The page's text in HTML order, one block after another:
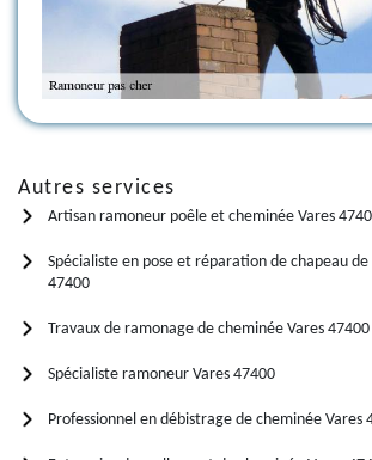
Autres services
Artisan ramoneur poêle et cheminée Vares
Spécialiste en pose et réparation de chapeau
47400
Travaux de ramonage de cheminée Vares 47400
Spécialiste ramoneur Vares 47400
Professionnel en débistrage de cheminée Vares